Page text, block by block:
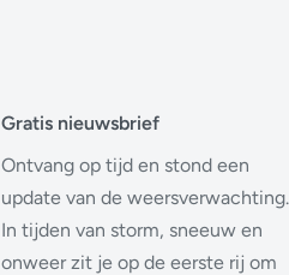
Gratis nieuwsbrief
Ontvang op tijd en stond een
update van de weersverwachting.
In tijden van storm, sneeuw en
onweer zit je op de eerste rij om